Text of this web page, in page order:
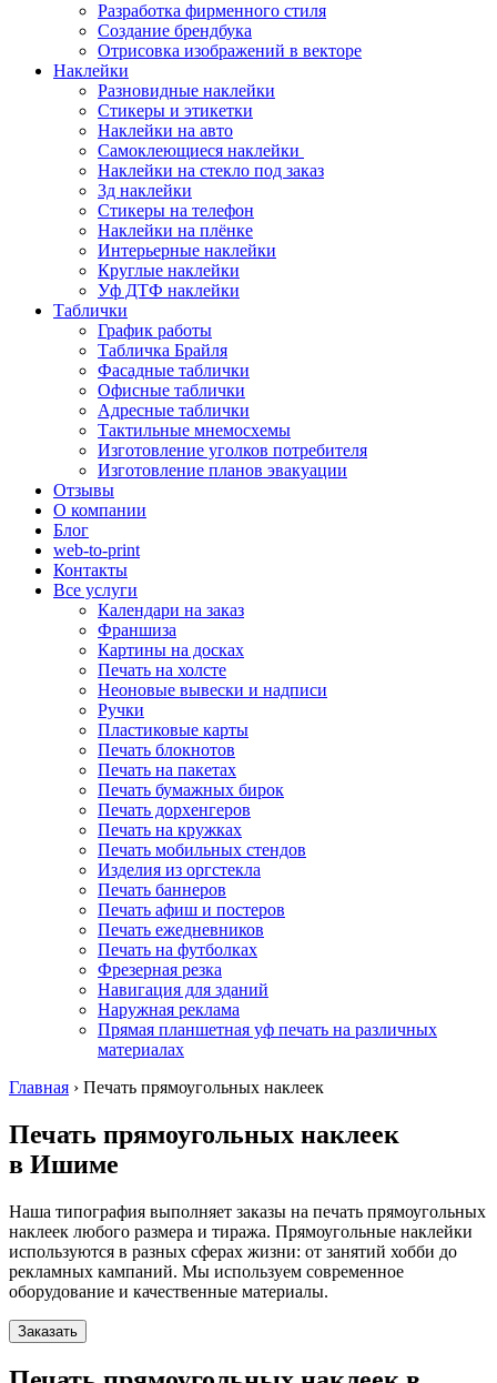
Разработка фирменного стиля
Создание брендбука
Отрисовка изображений в векторе
Наклейки
Разновидные наклейки
Стикеры и этикетки
Наклейки на авто
Самоклеющиеся наклейки
Наклейки на стекло под заказ
3д наклейки
Cтикеры на телефон
Наклейки на плёнке
Интерьерные наклейки
Круглые наклейки
Уф ДТФ наклейки
Таблички
График работы
Табличка Брайля
Фасадные таблички
Офисные таблички
Адресные таблички
Тактильные мнемосхемы
Изготовление уголков потребителя
Изготовление планов эвакуации
Отзывы
О компании
Блог
web-to-print
Контакты
Все услуги
Календари на заказ
Франшиза
Картины на досках
Печать на холсте
Неоновые вывески и надписи
Ручки
Пластиковые карты
Печать блокнотов
Печать на пакетах
Печать бумажных бирок
Печать дорхенгеров
Печать на кружках
Печать мобильных стендов
Изделия из оргстекла
Печать баннеров
Печать афиш и постеров
Печать ежедневников
Печать на футболках
Фрезерная резка
Навигация для зданий
Наружная реклама
Прямая планшетная уф печать на различных
материалах
Главная › Печать прямоугольных наклеек
Печать прямоугольных наклеек
в Ишиме
Наша типография выполняет заказы на печать прямоугольных
наклеек любого размера и тиража. Прямоугольные наклейки
используются в разных сферах жизни: от занятий хобби до
рекламных кампаний. Мы используем современное
оборудование и качественные материалы.
Заказать